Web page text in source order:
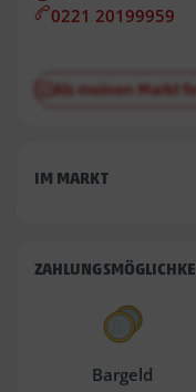
0221 20199959
Als meinen Markt
IM MARKT
Bargeld